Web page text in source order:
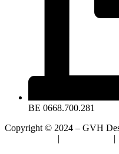
BE 0668.700.281
Copyright © 2024 – GVH
| |